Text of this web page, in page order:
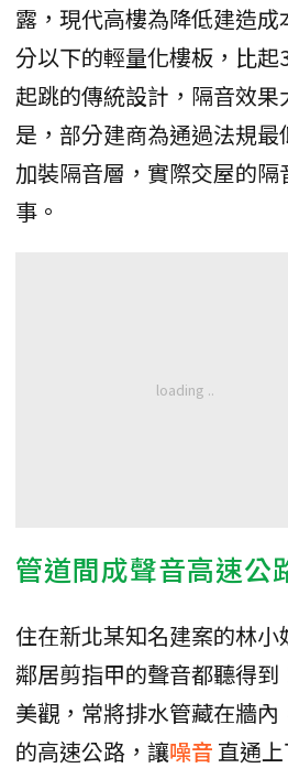
露，現代高樓為降低建造
分以下的輕量化樓板，比
起跳的傳統設計，隔音效
是，部分建商為通過法規
加裝隔音層，實際交屋的
事。
管道間成聲音高速公
住在新北某知名建案的林
鄰居剪指甲的聲音都聽得
美觀，常將排水管藏在牆
的高速公路，讓噪音 直通